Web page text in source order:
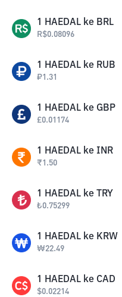
1 HAEDAL ke BRL
R$0.08096
1 HAEDAL ke RUB
₽1.31
1 HAEDAL ke GBP
£0.01174
1 HAEDAL ke INR
₹1.50
1 HAEDAL ke TRY
₺0.75299
1 HAEDAL ke KRW
₩22.49
1 HAEDAL ke CAD
$0.02214